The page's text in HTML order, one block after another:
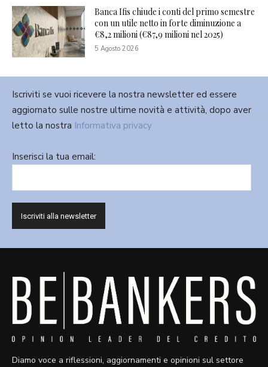
Banca Ifis chiude i conti del primo semestre
con un utile netto in forte diminuzione a
€8,2 milioni (€87,9 milioni nel 2025)
5 Agosto 2026
Iscriviti se vuoi ricevere la nostra newsletter ed essere
aggiornato sulle nostre ultime novità e attività, dopo aver
letto la nostra Informativa privacy
Inserisci la tua email:
Diamo voce a riflessioni, aggiornamenti e opinioni sul settore